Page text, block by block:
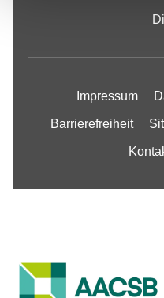
Impressum
Barrierefreiheit